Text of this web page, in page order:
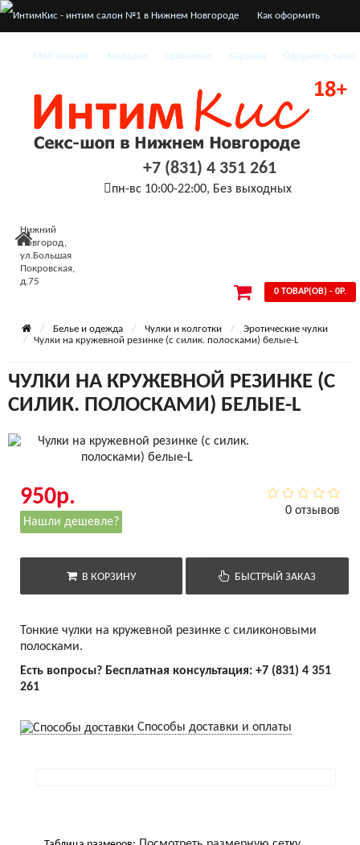
Как оформить
Доставка и оплата
Конфиденциальность
Условия
Мой аккаунт Закладки Сравнение Корзина Оформить заказ
+7 (831) 4 351 261
пн-вс 10:00-22:00, Без выходных
Нижний
Новгород,
ул.Большая
Покровская,
д.75
0 ТОВАР(ОВ) - 0Р.
Белье и одежда Чулки и колготки
Эротические чулки
Чулки на кружевной резинке (с силик. полосками) белые-L
ЧУЛКИ НА КРУЖЕВНОЙ РЕЗИНКЕ (С
СИЛИК. ПОЛОСКАМИ) БЕЛЫЕ-L
0 отзывов
950р.
Нашли дешевле?
В КОРЗИНУ БЫСТРЫЙ ЗАКАЗ
Тонкие чулки на кружевной резинке с силиконовыми
полосками.
Есть вопросы? Бесплатная консультация: +7 (831) 4 351
261
Способы доставки и оплаты